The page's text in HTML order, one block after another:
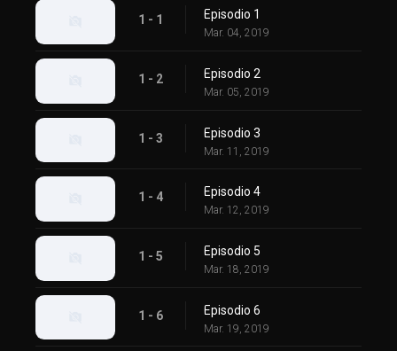
1 - 1 Episodio 1
Mar. 04, 2019
1 - 2 Episodio 2
Mar. 05, 2019
1 - 3 Episodio 3
Mar. 11, 2019
1 - 4 Episodio 4
Mar. 12, 2019
1 - 5 Episodio 5
Mar. 18, 2019
1 - 6 Episodio 6
Mar. 19, 2019